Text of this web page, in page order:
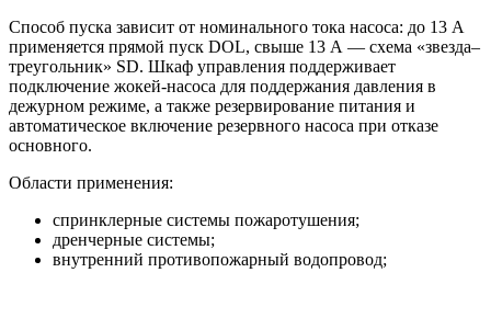
Способ пуска зависит от номинального тока насоса: до 13 А
применяется прямой пуск DOL, свыше 13 А — схема «звезда–
треугольник» SD. Шкаф управления поддерживает
подключение жокей-насоса для поддержания давления в
дежурном режиме, а также резервирование питания и
автоматическое включение резервного насоса при отказе
основного.
Области применения:
спринклерные системы пожаротушения;
дренчерные системы;
внутренний противопожарный водопровод;